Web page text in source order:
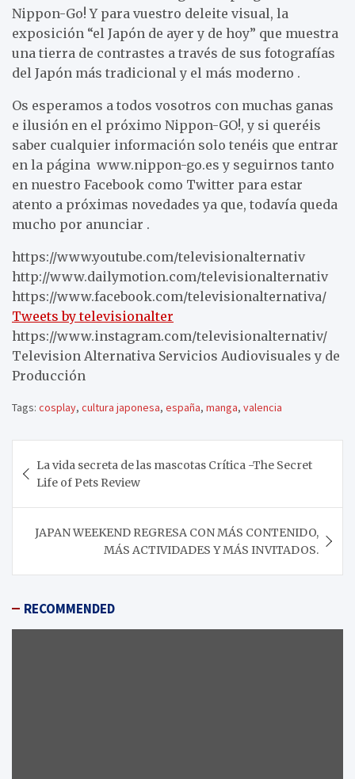
Nippon-Go! Y para vuestro deleite visual, la
exposición “el Japón de ayer y de hoy” que muestra
una tierra de contrastes a través de sus fotografías
del Japón más tradicional y el más moderno .
Os esperamos a todos vosotros con muchas ganas
e ilusión en el próximo Nippon-GO!, y si queréis
saber cualquier información solo tenéis que entrar
en la página www.nippon-go.es y seguirnos tanto
en nuestro Facebook como Twitter para estar
atento a próximas novedades ya que, todavía queda
mucho por anunciar .
https://www.youtube.com/televisionalternativ
http://www.dailymotion.com/televisionalternativ
https://www.facebook.com/televisionalternativa/
Tweets by televisionalter
https://www.instagram.com/televisionalternativ/
Television Alternativa Servicios Audiovisuales y de
Producción
Tags: cosplay, cultura japonesa, españa, manga, valencia
de
entradas
La vida secreta de las mascotas Crítica -The Secret
Life of Pets Review
JAPAN WEEKEND REGRESA CON MÁS CONTENIDO,
MÁS ACTIVIDADES Y MÁS INVITADOS.
RECOMMENDED